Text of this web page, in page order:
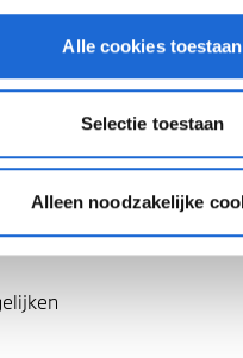
Alle cookies toestaan
Selectie toestaan
Alleen noodzakelijke
Alkmaar
xDrive
Benzine